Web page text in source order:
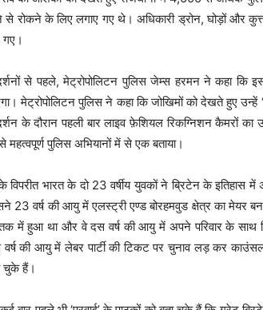
रोकने के लिए लगाए गए थे। अधिकारी ड्रोन, घोड़ों और
से पहले, मेट्रोपोलिटन पुलिस जेम्स हरमन ने कहा कि
मेट्रोपोलिटन पुलिस ने कहा कि जोखिमों को देखते हुए उन्हें
के दौरान पहली बार लाइव फ़ेशियल रिकग्निशन कैमरों
महत्वपूर्ण पुलिस अभियानों में से एक बताया।
विपरीत भारत के दो 23 वर्षीय युवकों ने ब्रिटेन के इतिहास
23 वर्ष की आयु में एलस्ट्री एण्ड बोरहमवुड क्षेत्र का मेयर
में हुआ था और वे दस वर्ष की आयु में अपने परिवार के
वर्ष की आयु में लेबर पार्टी की टिकट पर चुनाव लड़ कर
चुके हैं।